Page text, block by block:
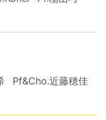
Pf&Cho.近藤穂佳